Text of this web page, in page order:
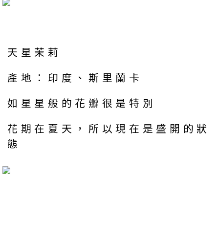
天星茉莉
產地：印度、斯里蘭卡
如星星般的花瓣很是特別
花期在夏天，所以現在是盛開的狀
態